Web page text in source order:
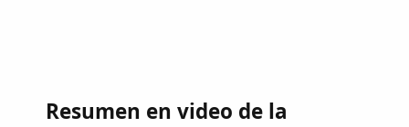
Resumen en video de la